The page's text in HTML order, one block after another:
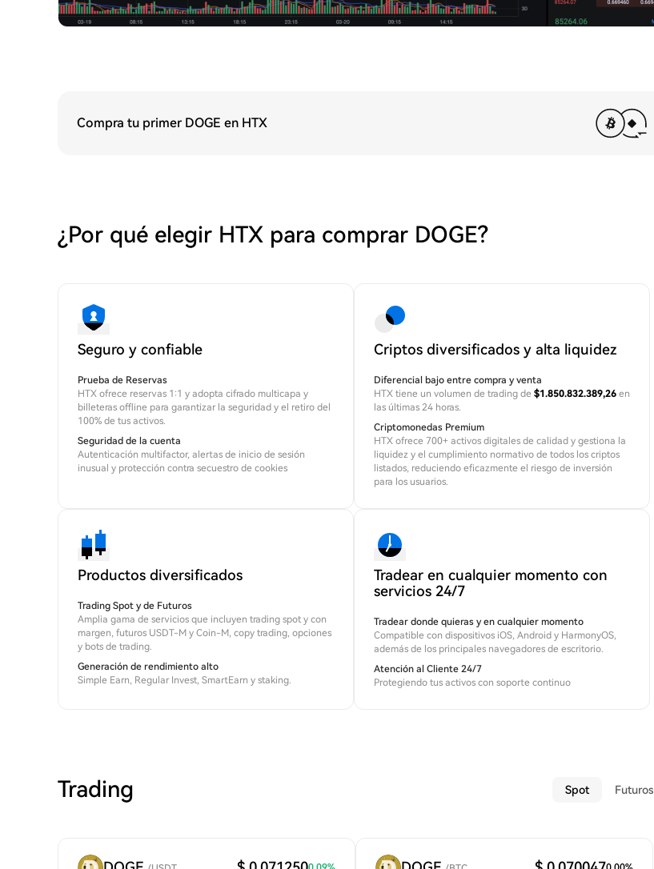
Compra tu primer DOGE en HTX
¿Por qué elegir HTX para comprar DOGE?
Seguro y confiable
Prueba de Reservas
HTX ofrece reservas 1:1 y adopta cifrado multicapa y
billeteras offline para garantizar la seguridad y el retiro del
100% de tus activos.
Seguridad de la cuenta
Autenticación multifactor, alertas de inicio de sesión
inusual y protección contra secuestro de cookies
Criptos diversificados y alta liquidez
Diferencial bajo entre compra y venta
HTX tiene un volumen de trading de $1.850.832.389,26 en
las últimas 24 horas.
Criptomonedas Premium
HTX ofrece 700+ activos digitales de calidad y gestiona la
liquidez y el cumplimiento normativo de todos los criptos
listados, reduciendo eficazmente el riesgo de inversión
para los usuarios.
Productos diversificados
Trading Spot y de Futuros
Amplia gama de servicios que incluyen trading spot y con
margen, futuros USDT-M y Coin-M, copy trading, opciones
y bots de trading.
Generación de rendimiento alto
Simple Earn, Regular Invest, SmartEarn y staking.
Tradear en cualquier momento con
servicios 24/7
Tradear donde quieras y en cualquier momento
Compatible con dispositivos iOS, Android y HarmonyOS,
además de los principales navegadores de escritorio.
Atención al Cliente 24/7
Protegiendo tus activos con soporte continuo
Trading Spot Futuros